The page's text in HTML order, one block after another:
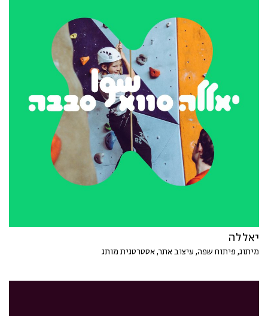
יאללה
מיתוג, פיתוח שפה, עיצוב אתר, אסטרטגית מותג